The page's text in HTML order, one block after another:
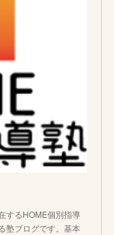
するHOME個別指導
塾ブログです。基本